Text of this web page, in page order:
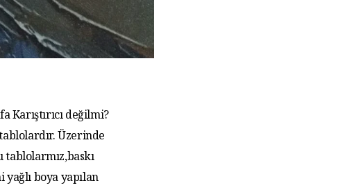
Karıştırıcı değilmi?
Üzerinde
boya yapılan